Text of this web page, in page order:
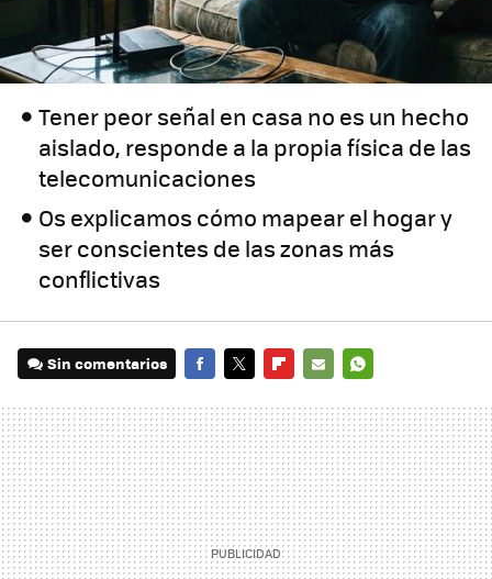
Tener peor señal en casa no es un hecho
aislado, responde a la propia física de las
telecomunicaciones
Os explicamos cómo mapear el hogar y
ser conscientes de las zonas más
conflictivas
Sin comentarios
MAIL